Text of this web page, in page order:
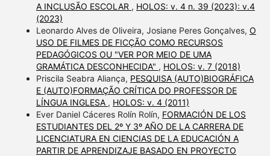
A INCLUSÃO ESCOLAR , HOLOS: v. 4 n. 39 (2023): v.4
(2023)
Leonardo Alves de Oliveira, Josiane Peres Gonçalves, O
USO DE FILMES DE FICÇÃO COMO RECURSOS
PEDAGÓGICOS OU "VER POR MEIO DE UMA
GRAMÁTICA DESCONHECIDA" , HOLOS: v. 7 (2018)
Priscila Seabra Aliança, PESQUISA (AUTO)BIOGRÁFICA
E (AUTO)FORMAÇÃO CRÍTICA DO PROFESSOR DE
LÍNGUA INGLESA , HOLOS: v. 4 (2011)
Ever Daniel Cáceres Rolín Rolín, FORMACIÓN DE LOS
ESTUDIANTES DEL 2º Y 3º AÑO DE LA CARRERA DE
LICENCIATURA EN CIENCIAS DE LA EDUCACIÓN A
PARTIR DE APRENDIZAJE BASADO EN PROYECTO